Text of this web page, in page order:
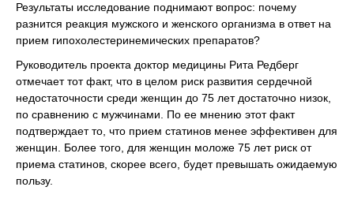
Результаты исследование поднимают вопрос: почему
разнится реакция мужского и женского организма в ответ на
прием гипохолестеринемических препаратов?
Руководитель проекта доктор медицины Рита Редберг
отмечает тот факт, что в целом риск развития сердечной
недостаточности среди женщин до 75 лет достаточно низок,
по сравнению с мужчинами. По ее мнению этот факт
подтверждает то, что прием статинов менее эффективен для
женщин. Более того, для женщин моложе 75 лет риск от
приема статинов, скорее всего, будет превышать ожидаемую
пользу.